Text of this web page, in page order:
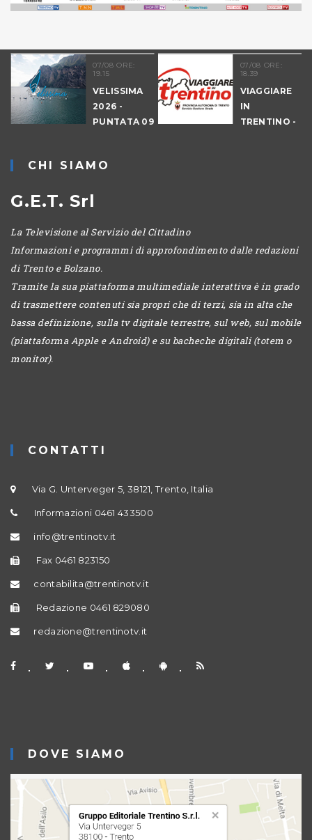
07/08 ORE:
19.15
VELISSIMA
2026 -
PUNTATA 09
LEVICO
07/08 ORE:
18.39
VIAGGIARE
IN
TRENTINO -
CHI SIAMO
G.E.T. Srl
La Televisione al Servizio del Cittadino
Informazioni e programmi di approfondimento dalle redazioni
di Trento e Bolzano.
Tramite la sua piattaforma multimediale interattiva è in grado
di trasmettere contenuti sia propri che di terzi, sia in alta che
bassa definizione, sulla tv digitale terrestre, sul web, sul mobile
(piattaforma Apple e Android) e su bacheche digitali (totem o
monitor).
CONTATTI
Via G. Unterveger 5, 38121, Trento, Italia
Informazioni 0461 433500
info@trentinotv.it
Fax 0461 823150
contabilita@trentinotv.it
Redazione 0461 829080
redazione@trentinotv.it
DOVE SIAMO